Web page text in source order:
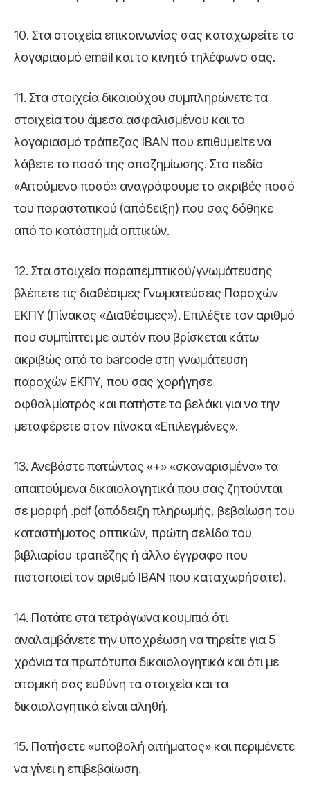
10. Στα στοιχεία επικοινωνίας σας καταχωρείτε το
λογαριασμό email και το κινητό τηλέφωνο σας.
11. Στα στοιχεία δικαιούχου συμπληρώνετε τα
στοιχεία του άμεσα ασφαλισμένου και το
λογαριασμό τράπεζας ΙΒΑΝ που επιθυμείτε να
λάβετε το ποσό της αποζημίωσης. Στο πεδίο
«Αιτούμενο ποσό» αναγράφουμε το ακριβές ποσό
του παραστατικού (απόδειξη) που σας δόθηκε
από το κατάστημά οπτικών.
12. Στα στοιχεία παραπεμπτικού/γνωμάτευσης
βλέπετε τις διαθέσιμες Γνωματεύσεις Παροχών
ΕΚΠΥ (Πίνακας «Διαθέσιμες»). Επιλέξτε τον αριθμό
που συμπίπτει με αυτόν που βρίσκεται κάτω
ακριβώς από το barcode στη γνωμάτευση
παροχών ΕΚΠΥ, που σας χορήγησε
οφθαλμίατρός και πατήστε το βελάκι για να την
μεταφέρετε στον πίνακα «Επιλεγμένες».
13. Ανεβάστε πατώντας «+» «σκαναρισμένα» τα
απαιτούμενα δικαιολογητικά που σας ζητούνται
σε μορφή .pdf (απόδειξη πληρωμής, βεβαίωση του
καταστήματος οπτικών, πρώτη σελίδα του
βιβλιαρίου τραπέζης ή άλλο έγγραφο που
πιστοποιεί τον αριθμό IBAN που καταχωρήσατε).
14. Πατάτε στα τετράγωνα κουμπιά ότι
αναλαμβάνετε την υποχρέωση να τηρείτε για 5
χρόνια τα πρωτότυπα δικαιολογητικά και ότι με
ατομική σας ευθύνη τα στοιχεία και τα
δικαιολογητικά είναι αληθή.
15. Πατήσετε «υποβολή αιτήματος» και περιμένετε
να γίνει η επιβεβαίωση.